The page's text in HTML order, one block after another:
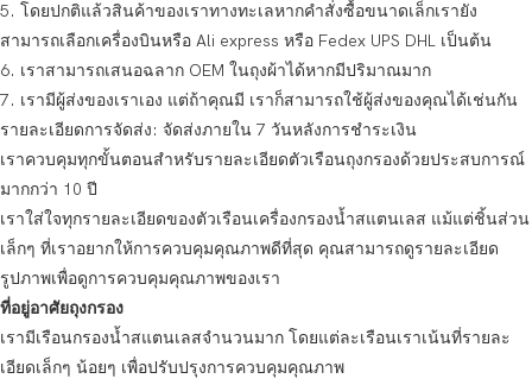
5. โดยปกติแล้วสินค้าของเราทางทะเลหากคำสั่งซื้อขนาดเล็กเรายัง
สามารถเลือกเครื่องบินหรือ Ali express หรือ Fedex UPS DHL เป็นต้น
6. เราสามารถเสนอฉลาก OEM ในถุงผ้าได้หากมีปริมาณมาก
7. เรามีผู้ส่งของเราเอง แต่ถ้าคุณมี เราก็สามารถใช้ผู้ส่งของคุณได้เช่นกัน
รายละเอียดการจัดส่ง: จัดส่งภายใน 7 วันหลังการชำระเงิน
เราควบคุมทุกขั้นตอนสำหรับรายละเอียดตัวเรือนถุงกรองด้วยประสบการณ์
มากกว่า 10 ปี
เราใส่ใจทุกรายละเอียดของตัวเรือนเครื่องกรองน้ำสแตนเลส แม้แต่ชิ้นส่วน
เล็กๆ ที่เราอยากให้การควบคุมคุณภาพดีที่สุด คุณสามารถดูรายละเอียด
รูปภาพเพื่อดูการควบคุมคุณภาพของเรา
ที่อยู่อาศัยถุงกรอง
เรามีเรือนกรองน้ำสแตนเลสจำนวนมาก โดยแต่ละเรือนเราเน้นที่รายละ
เอียดเล็กๆ น้อยๆ เพื่อปรับปรุงการควบคุมคุณภาพ